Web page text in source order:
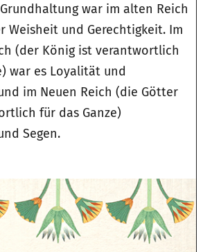
war im alten Reich
Weisheit und Gerechtigkeit. Im
(der König ist verantwortlich
war es Loyalität und
im Neuen Reich (die Götter
für das Ganze)
Segen.